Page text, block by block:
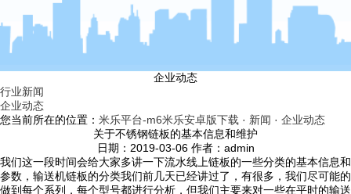
企业动态
行业新闻
企业动态
您当前所在的位置： 米乐平台-m6米乐安卓版下载 · 新闻 · 企业动态
关于不锈钢链板的基本信息和维护
日期：2019-03-06 作者：admin
我们这一段时间会给大家多讲一下流水线上链板的一些分类的基本信息和
参数，输送机链板的分类我们前几天已经讲过了，有很多，我们尽可能的
做到每个系列，每个型号都进行分析，但我们主要来对一些在平时的输送